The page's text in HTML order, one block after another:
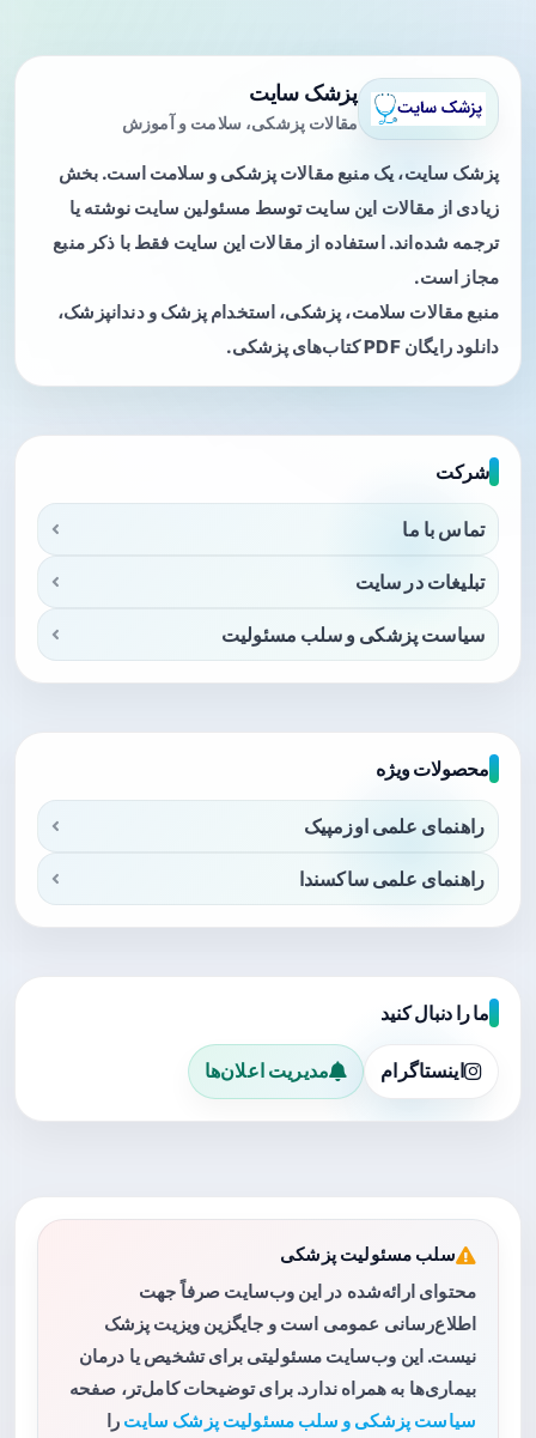
پزشک سایت
مقالات پزشکی، سلامت و آموزش
پزشک سایت، یک منبع مقالات پزشکی و سلامت است. بخش
زیادی از مقالات این سایت توسط مسئولین سایت نوشته یا
ترجمه شده‌اند. استفاده از مقالات این سایت فقط با ذکر منبع
مجاز است.
منبع مقالات سلامت، پزشکی، استخدام پزشک و دندانپزشک،
دانلود رایگان PDF کتاب‌های پزشکی.
شرکت
تماس با ما
تبلیغات در سایت
سیاست پزشکی و سلب مسئولیت
محصولات ویژه
راهنمای علمی اوزمپیک
راهنمای علمی ساکسندا
ما را دنبال کنید
اینستاگرام مدیریت اعلان‌ها
سلب مسئولیت پزشکی
محتوای ارائه‌شده در این وب‌سایت صرفاً جهت
اطلاع‌رسانی عمومی است و جایگزین ویزیت پزشک
نیست. این وب‌سایت مسئولیتی برای تشخیص یا درمان
بیماری‌ها به همراه ندارد. برای توضیحات کامل‌تر، صفحه
سیاست پزشکی و سلب مسئولیت پزشک سایت را